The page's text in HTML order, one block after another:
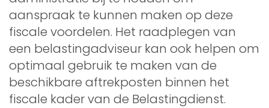
aanspraak te kunnen maken op deze
fiscale voordelen. Het raadplegen van
een belastingadviseur kan ook helpen om
optimaal gebruik te maken van de
beschikbare aftrekposten binnen het
fiscale kader van de Belastingdienst.